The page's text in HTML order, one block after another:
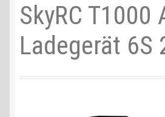
Recycling, Entsorgung und
Shop
Warenkorb
SkyRC T1000
Ladegerät 6S